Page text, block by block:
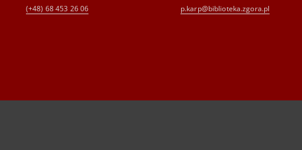
(+48) 68 453 26 06 p.karp@biblioteka.zgora.pl